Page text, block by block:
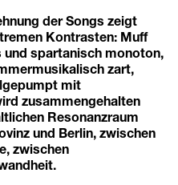
der Songs zeigt
Kontrasten: Muff
spartanisch monoton,
zart,
mit
zusammengehalten
Resonanzraum
und Berlin, zwischen
zwischen